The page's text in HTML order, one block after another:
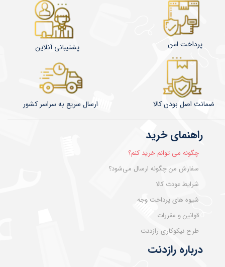
درباره رازدنت
راهنمای خرید
چگونه می توانم خرید کنم؟
سفارش من چگونه ارسال می‌شود؟
شرایط عودت کالا
شیوه های پرداخت وجه
قوانین و مقررات
طرح نیکوکاری رازدنت
​​​​ارسال سریع به سراسر کشور ضمانت اصل بودن کالا
پشتیبانی آنلاین پرداخت امن